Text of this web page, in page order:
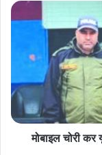
मोबाइल
चोरी
से
रुपये
चुराने
मोबाइल चोरी